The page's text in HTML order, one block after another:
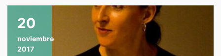
20
noviembre
2017